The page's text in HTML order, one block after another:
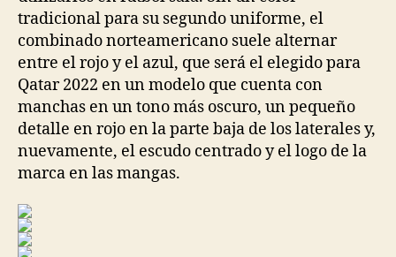
tradicional para su segundo uniforme, el
combinado norteamericano suele alternar
entre el rojo y el azul, que será el elegido para
Qatar 2022 en un modelo que cuenta con
manchas en un tono más oscuro, un pequeño
detalle en rojo en la parte baja de los laterales y,
nuevamente, el escudo centrado y el logo de la
marca en las mangas.